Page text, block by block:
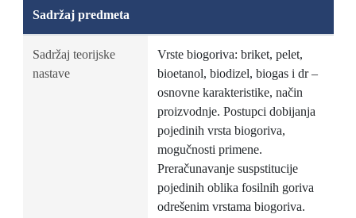
Sadržaj predmeta
Sadržaj teorijske
nastave
Vrste biogoriva: briket, pelet,
bioetanol, biodizel, biogas i dr –
osnovne karakteristike, način
proizvodnje. Postupci dobijanja
pojedinih vrsta biogoriva,
mogučnosti primene.
Preračunavanje suspstitucije
pojedinih oblika fosilnih goriva
odrešenim vrstama biogoriva.